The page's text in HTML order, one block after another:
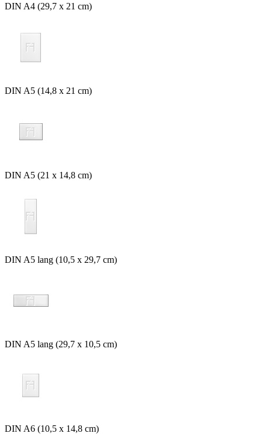
DIN A4 (29,7 x 21 cm)
DIN A5 (14,8 x 21 cm)
DIN A5 (21 x 14,8 cm)
DIN A5 lang (10,5 x 29,7 cm)
DIN A5 lang (29,7 x 10,5 cm)
DIN A6 (10,5 x 14,8 cm)